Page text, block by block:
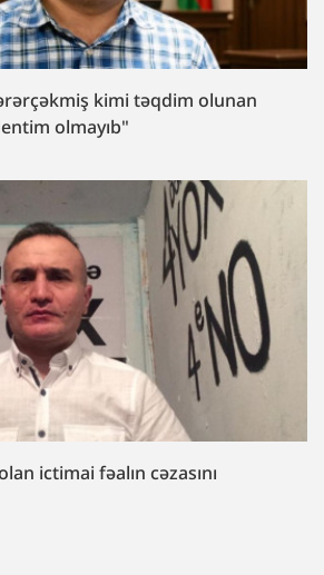
kimi təqdim olunan
olmayıb"
ictimai fəalın cəzasını